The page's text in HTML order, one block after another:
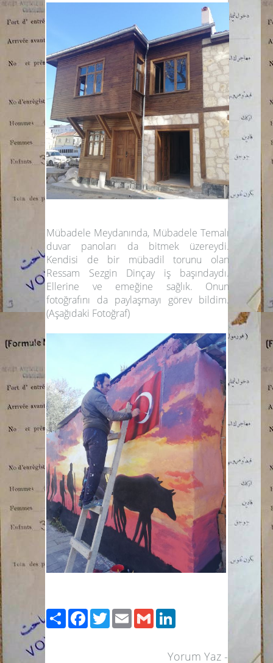
Mübadele Meydanında, Mübadele Temalı
duvar panoları da bitmek üzereydi.
Kendisi de bir mübadil torunu olan
Ressam Sezgin Dinçay iş başındaydı.
Ellerine ve emeğine sağlık. Onun
fotoğrafını da paylaşmayı görev bildim.
(Aşağıdaki Fotoğraf)
PaylaşFacebook
TwitterEmailGmail
Yorum Yaz -